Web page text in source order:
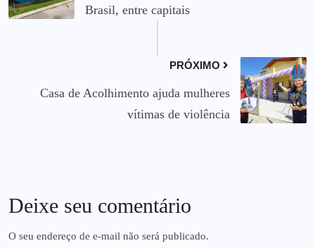
Brasil, entre capitais
PRÓXIMO
Casa de Acolhimento ajuda mulheres
vítimas de violência
Deixe seu comentário
O seu endereço de e-mail não será publicado.